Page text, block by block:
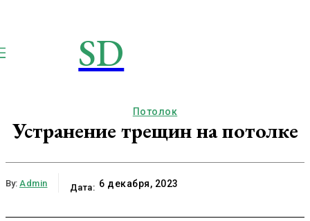
SD
Потолок
Устранение трещин на потолке
By: Admin Дата: 6 декабря, 2023